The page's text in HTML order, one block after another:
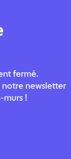
fermé.
notre newsletter
murs !